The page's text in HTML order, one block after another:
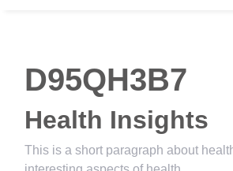
D95QH3B7
Health Insights
This is a short paragraph about